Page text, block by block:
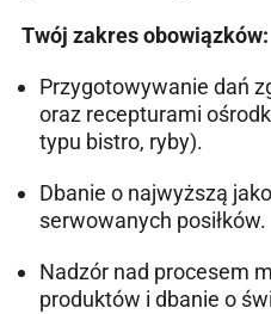
Twój zakres obowiązków:
Przygotowywanie dań
oraz recepturami
typu bistro, ryby).
Dbanie o najwyższą
serwowanych posiłków.
Nadzór nad procesem
produktów i dbanie o